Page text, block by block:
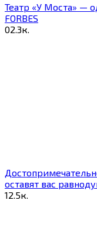
Театр «У Моста» —
FORBES
02.3к.
оставят вас
12.5к.